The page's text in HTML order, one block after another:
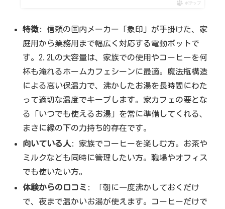
ポチップ
特徴: 信頼の国内メーカー「象印」が手掛けた、家
庭用から業務用まで幅広く対応する電動ポットで
す。2.2Lの大容量は、家族での使用やコーヒーを何
杯も淹れるホームカフェシーンに最適。魔法瓶構造
による高い保温力で、沸かしたお湯を長時間にわた
って適切な温度でキープします。家カフェの要とな
る「いつでも使えるお湯」を常に準備してくれる、
まさに縁の下の力持ち的存在です。
向いている人 : 家族でコーヒーを楽しむ方。お茶や
ミルクなども同時に管理したい方。職場やオフィス
でも使いたい方。
体験からの口コミ : 「朝に一度沸かしておくだけ
で、夜まで温かいお湯が使えます。コーヒーだけで